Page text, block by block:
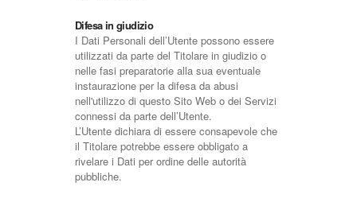
Difesa in giudizio
I Dati Personali dell’Utente possono essere
utilizzati da parte del Titolare in giudizio o
nelle fasi preparatorie alla sua eventuale
instaurazione per la difesa da abusi
nell'utilizzo di questo Sito Web o dei Servizi
connessi da parte dell’Utente.
L’Utente dichiara di essere consapevole che
il Titolare potrebbe essere obbligato a
rivelare i Dati per ordine delle autorità
pubbliche.